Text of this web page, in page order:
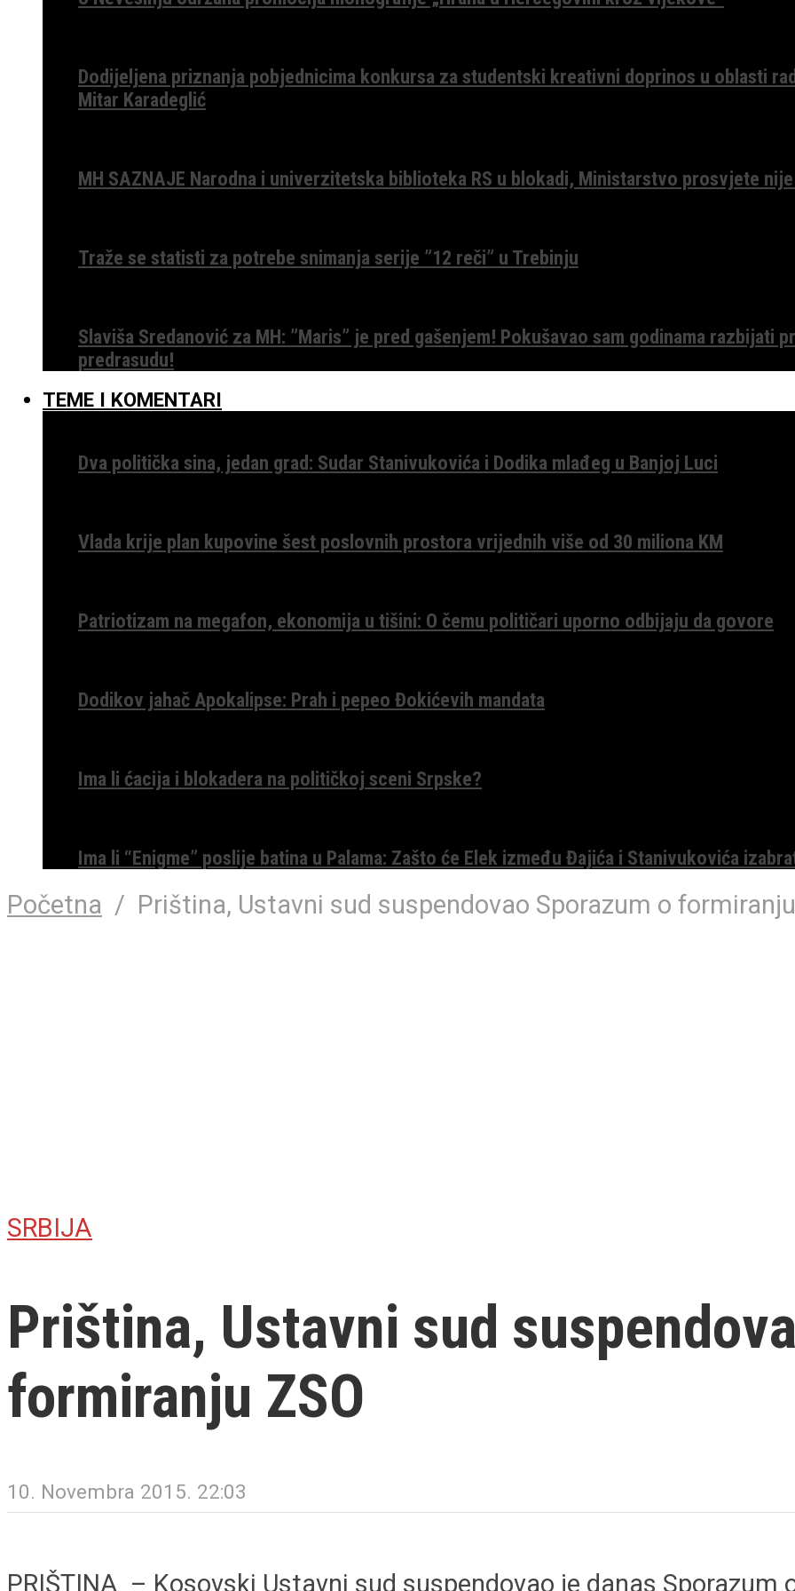
Dodijeljena priznanja pobjednicima konkursa za studentski kreativni doprinos u oblasti
Mitar Karadeglić
MH SAZNAJE Narodna i univerzitetska biblioteka RS u blokadi, Ministarstvo prosvjete nije
Traže se statisti za potrebe snimanja serije ”12 reči” u Trebinju
Slaviša Sredanović za MH: ”Maris” je pred gašenjem! Pokušavao sam godinama razbijati
predrasudu!
TEME I KOMENTARI
Dva politička sina, jedan grad: Sudar Stanivukovića i Dodika mlađeg u Banjoj Luci
Vlada krije plan kupovine šest poslovnih prostora vrijednih više od 30 miliona KM
Patriotizam na megafon, ekonomija u tišini: O čemu političari uporno odbijaju da govore
Dodikov jahač Apokalipse: Prah i pepeo Đokićevih mandata
Ima li ćacija i blokadera na političkoj sceni Srpske?
Ima li “Enigme” poslije batina u Palama: Zašto će Elek između Đajića i Stanivukovića
Početna / Priština, Ustavni sud suspendovao Sporazum o
SRBIJA
Priština, Ustavni sud
formiranju ZSO
10. Novembra 2015. 22:03
PRIŠTINA – Kosovski Ustavni sud suspendovao je danas Sporazum